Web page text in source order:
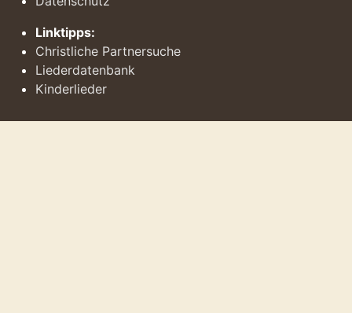
Linktipps:
Christliche Partnersuche
Liederdatenbank
Kinderlieder